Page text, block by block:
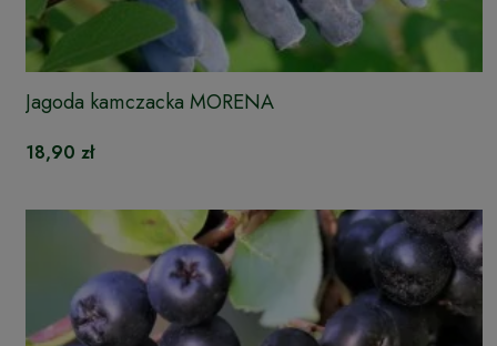
Jagoda kamczacka MORENA
18,90 zł